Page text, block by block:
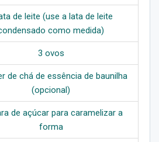
de leite (use a lata de leite
como medida)
3 ovos
de chá de essência de baunilha
(opcional)
de açúcar para caramelizar a
forma